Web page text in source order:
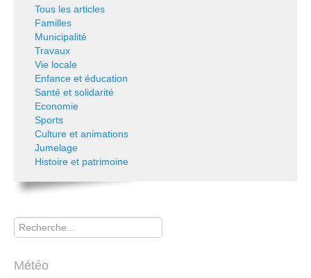
Tous les articles
Familles
Municipalité
Travaux
Vie locale
Enfance et éducation
Santé et solidarité
Economie
Sports
Culture et animations
Jumelage
Histoire et patrimoine
Rechercher
Météo